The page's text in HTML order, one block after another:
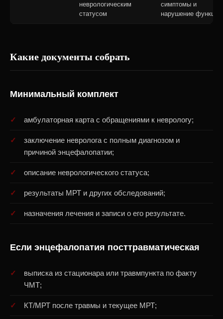
неврологическим
статусом
симптомы и
нарушение функций
Какие документы собрать
Минимальный комплект
амбулаторная карта с обращениями к неврологу;
заключение невролога с полным диагнозом и
причиной энцефалопатии;
описание неврологического статуса;
результаты МРТ и других обследований;
назначения лечения и записи о его результате.
Если энцефалопатия посттравматическая
выписка из стационара или травмпункта по факту
ЧМТ;
КТ/МРТ после травмы и текущее МРТ;